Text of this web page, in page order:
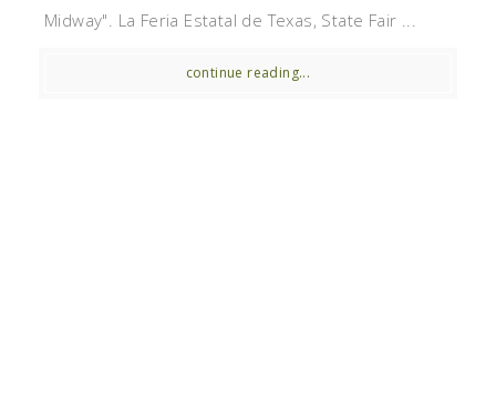
Midway". La Feria Estatal de Texas, State Fair ...
continue reading...